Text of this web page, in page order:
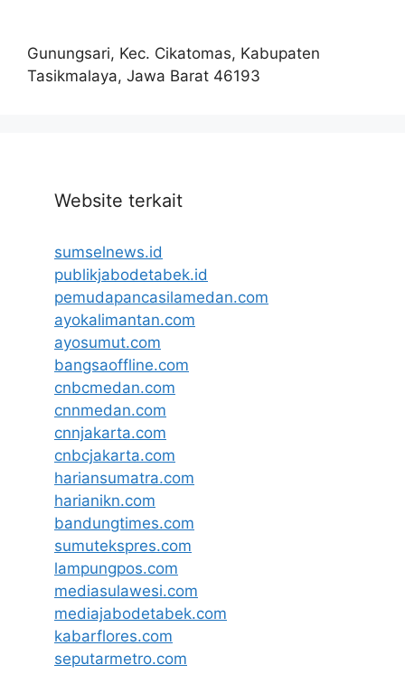
Gunungsari, Kec. Cikatomas, Kabupaten
Tasikmalaya, Jawa Barat 46193
Website terkait
sumselnews.id
publikjabodetabek.id
pemudapancasilamedan.com
ayokalimantan.com
ayosumut.com
bangsaoffline.com
cnbcmedan.com
cnnmedan.com
cnnjakarta.com
cnbcjakarta.com
hariansumatra.com
harianikn.com
bandungtimes.com
sumutekspres.com
lampungpos.com
mediasulawesi.com
mediajabodetabek.com
kabarflores.com
seputarmetro.com